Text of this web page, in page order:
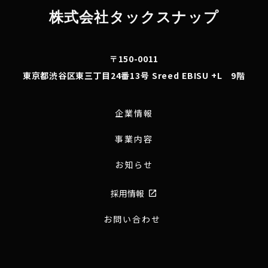
株式会社タックスナップ
〒150-0011
東京都渋谷区東三丁目24番13号 Sreed EBISU +L 9階
企業情報
事業内容
お知らせ
採用情報 launch
お問い合わせ